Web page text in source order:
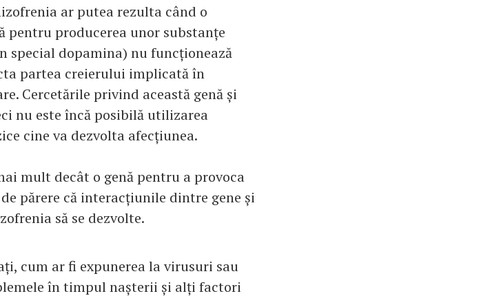
ar putea rezulta când o
pentru producerea unor substanțe
dopamina) nu funcționează
partea creierului implicată în
Cercetările privind această genă și
nu este încă posibilă utilizarea
cine va dezvolta afecțiunea.
mult decât o genă pentru a provoca
părere că interacțiunile dintre gene și
să se dezvolte.
cum ar fi expunerea la virusuri sau
în timpul nașterii și alți factori